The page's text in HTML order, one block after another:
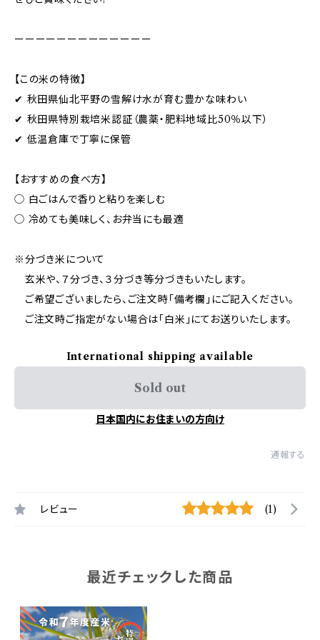
ーーーーーーーーーーーーー
【この米の特徴】
✔ 秋田県仙北平野の雪解け水が育む豊かな味わい
✔ 秋田県特別栽培米認証（農薬・肥料地域比50％以下）
✔ 低温倉庫で丁寧に保管
【おすすめの食べ方】
◯ 白ごはんで香りと粘りを楽しむ
◯ 冷めても美味しく、お弁当にも最適
※分づき米について
玄米や、７分づき、３分づき等分づきもいたします。
ご希望ございましたら、ご注文時「備考欄」にご記入ください。
ご注文時ご指定がない場合は「白米」にてお送りいたします。
International shipping available
Sold out
日本国内にお住まいの方向け
通報する
レビュー (1)
最近チェックした商品